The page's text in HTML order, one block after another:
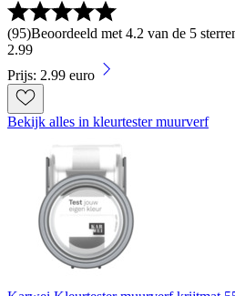
(95)Beoordeeld met 4.2 van de 5
2.99
Prijs: 2.99 euro
Bekijk alles in kleurtester muurverf